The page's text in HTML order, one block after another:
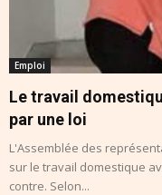
Emploi
Le travail
par une loi
L'Assemblée des
sur le travail domestique
contre. Selon...